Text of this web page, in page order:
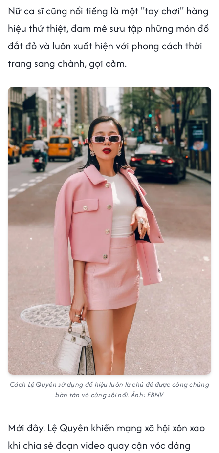
Nữ ca sĩ cũng nổi tiếng là một "tay chơi" hàng
hiệu thứ thiệt, đam mê sưu tập những món đồ
đắt đỏ và luôn xuất hiện với phong cách thời
trang sang chảnh, gợi cảm.
Cách Lệ Quyên sử dụng đồ hiệu luôn là chủ đề được công chúng
bàn tán vô cùng sôi nổi. Ảnh: FBNV
Mới đây, Lệ Quyên khiến mạng xã hội xôn xao
khi chia sẻ đoạn video quay cận vóc dáng